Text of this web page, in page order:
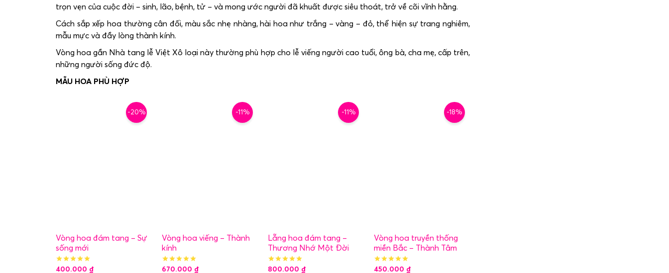
trọn vẹn của cuộc đời – sinh, lão, bệnh, tử – và mong ước người đã khuất được siêu thoát, trở về cõi vĩnh hằng.
Cách sắp xếp hoa thường cân đối, màu sắc nhẹ nhàng, hài hoa như trắng – vàng – đỏ, thể hiện sự trang nghiêm,
mẫu mực và đầy lòng thành kính.
Vòng hoa gần Nhà tang lễ Việt Xô loại này thường phù hợp cho lễ viếng người cao tuổi, ông bà, cha mẹ, cấp trên,
những người sống đức độ.
-20%
Vòng hoa đám tang – Sự
sống mới
400.000 ₫
-11%
Vòng hoa viếng – Thành
kính
670.000 ₫
-11%
Lẵng hoa đám tang –
Thương Nhớ Một Đời
800.000 ₫
-18%
Vòng hoa truyền thống
miền Bắc – Thành Tâm
450.000 ₫